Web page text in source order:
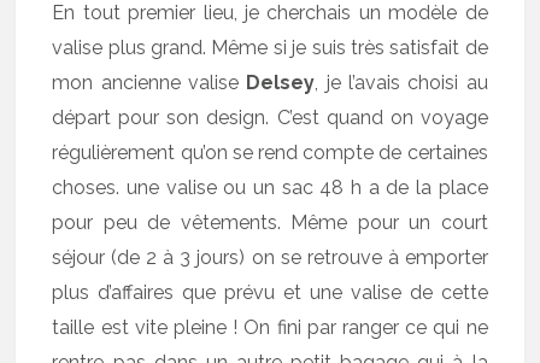
En tout premier lieu, je cherchais un modèle de
valise plus grand. Même si je suis très satisfait de
mon ancienne valise Delsey, je l’avais choisi au
départ pour son design. C’est quand on voyage
régulièrement qu’on se rend compte de certaines
choses. une valise ou un sac 48 h a de la place
pour peu de vêtements. Même pour un court
séjour (de 2 à 3 jours) on se retrouve à emporter
plus d’affaires que prévu et une valise de cette
taille est vite pleine ! On fini par ranger ce qui ne